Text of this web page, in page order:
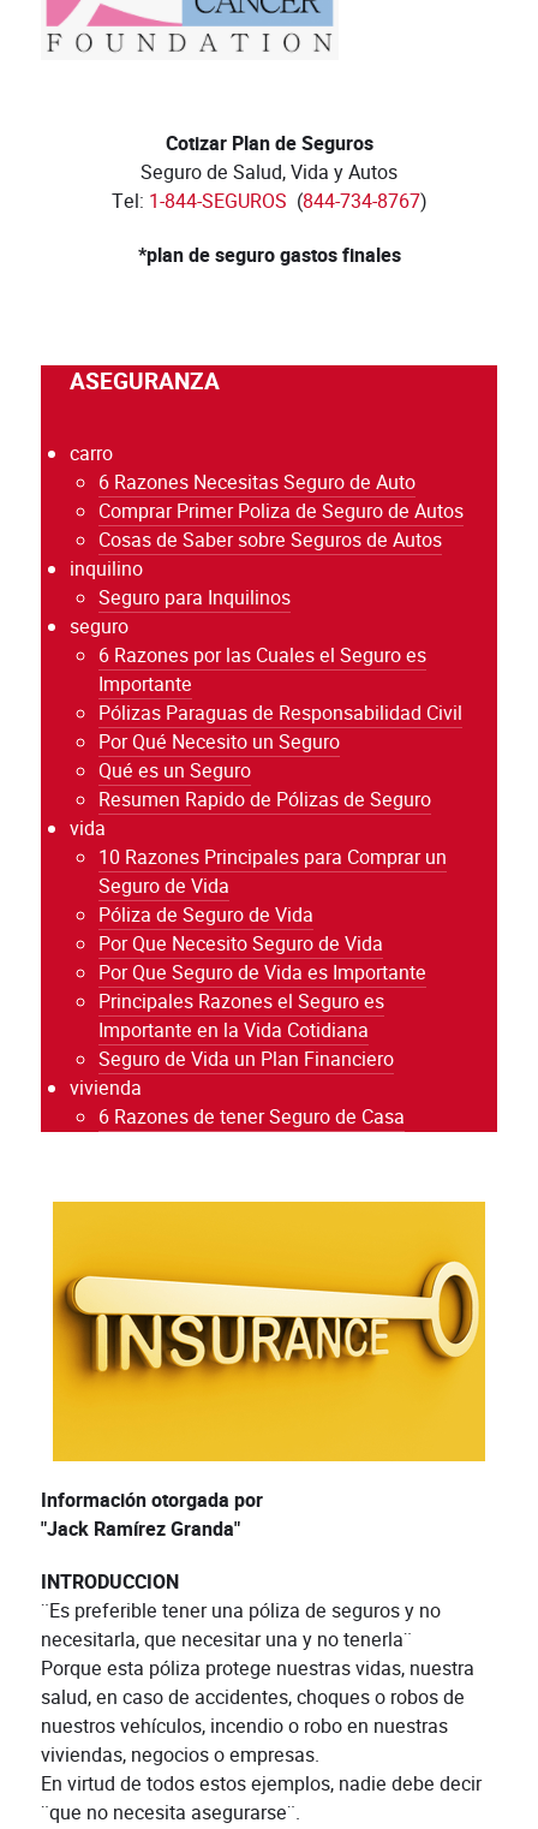
Cotizar Plan de Seguros
Seguro de Salud, Vida y Autos
Tel: 1-844-SEGUROS (844-734-8767)
*plan de seguro gastos finales
ASEGURANZA
carro
6 Razones Necesitas Seguro de Auto
Comprar Primer Poliza de Seguro de Autos
Cosas de Saber sobre Seguros de Autos
inquilino
Seguro para Inquilinos
seguro
6 Razones por las Cuales el Seguro es
Importante
Pólizas Paraguas de Responsabilidad Civil
Por Qué Necesito un Seguro
Qué es un Seguro
Resumen Rapido de Pólizas de Seguro
vida
10 Razones Principales para Comprar un
Seguro de Vida
Póliza de Seguro de Vida
Por Que Necesito Seguro de Vida
Por Que Seguro de Vida es Importante
Principales Razones el Seguro es
Importante en la Vida Cotidiana
Seguro de Vida un Plan Financiero
vivienda
6 Razones de tener Seguro de Casa
Información otorgada por
"Jack Ramírez Granda"
INTRODUCCION
¨Es preferible tener una póliza de seguros y no
necesitarla, que necesitar una y no tenerla¨
Porque esta póliza protege nuestras vidas, nuestra
salud, en caso de accidentes, choques o robos de
nuestros vehículos, incendio o robo en nuestras
viviendas, negocios o empresas.
En virtud de todos estos ejemplos, nadie debe decir
¨que no necesita asegurarse¨.